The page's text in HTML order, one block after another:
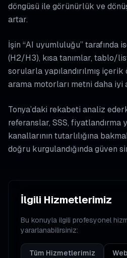
döngüsü ile görünürlük ve
artar.
İşin “AI uyumluluğu” tarafında
(H2/H3), kısa tanımlar, tablo/
sorularla yapılandırılmış içerik
arama motorları metni daha iyi
Tonya’daki rekabeti analiz
referanslar, SSS, fiyatlandırma
kanallarının tutarlılığına
doğru kurgulandığında güven
İlgili Hizmetlerimiz
Bu konuyla ilgili profesyonel
yararlanabilirsiniz:
Tüm Hizmetlerimiz